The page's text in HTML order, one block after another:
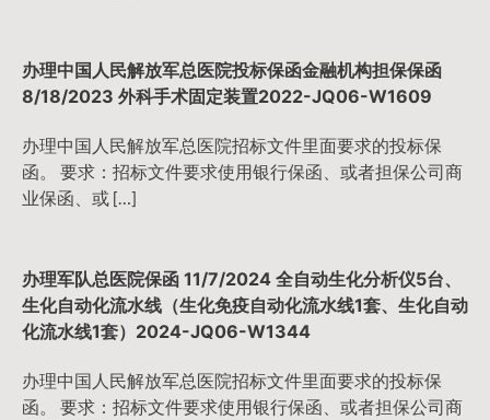
办理中国人民解放军总医院投标保函金融机构担保保函
8/18/2023 外科手术固定装置2022-JQ06-W1609
办理中国人民解放军总医院招标文件里面要求的投标保
函。 要求：招标文件要求使用银行保函、或者担保公司商
业保函、或 […]
办理军队总医院保函 11/7/2024 全自动生化分析仪5台、
生化自动化流水线（生化免疫自动化流水线1套、生化自动
化流水线1套）2024-JQ06-W1344
办理中国人民解放军总医院招标文件里面要求的投标保
函。 要求：招标文件要求使用银行保函、或者担保公司商